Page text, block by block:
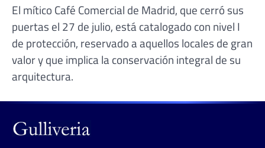
El mítico Café Comercial de Madrid, que cerró sus
puertas el 27 de julio, está catalogado con nivel I
de protección, reservado a aquellos locales de gran
valor y que implica la conservación integral de su
arquitectura.